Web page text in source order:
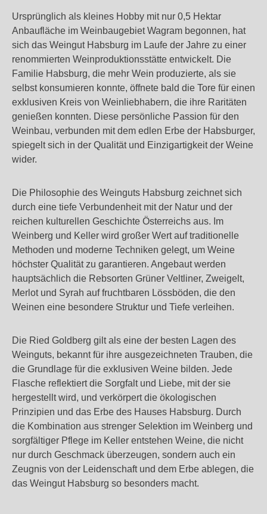
Ursprünglich als kleines Hobby mit nur 0,5 Hektar
Anbaufläche im Weinbaugebiet Wagram begonnen, hat
sich das Weingut Habsburg im Laufe der Jahre zu einer
renommierten Weinproduktionsstätte entwickelt. Die
Familie Habsburg, die mehr Wein produzierte, als sie
selbst konsumieren konnte, öffnete bald die Tore für einen
exklusiven Kreis von Weinliebhabern, die ihre Raritäten
genießen konnten. Diese persönliche Passion für den
Weinbau, verbunden mit dem edlen Erbe der Habsburger,
spiegelt sich in der Qualität und Einzigartigkeit der Weine
wider.
Die Philosophie des Weinguts Habsburg zeichnet sich
durch eine tiefe Verbundenheit mit der Natur und der
reichen kulturellen Geschichte Österreichs aus. Im
Weinberg und Keller wird großer Wert auf traditionelle
Methoden und moderne Techniken gelegt, um Weine
höchster Qualität zu garantieren. Angebaut werden
hauptsächlich die Rebsorten Grüner Veltliner, Zweigelt,
Merlot und Syrah auf fruchtbaren Lössböden, die den
Weinen eine besondere Struktur und Tiefe verleihen.
Die Ried Goldberg gilt als eine der besten Lagen des
Weinguts, bekannt für ihre ausgezeichneten Trauben, die
die Grundlage für die exklusiven Weine bilden. Jede
Flasche reflektiert die Sorgfalt und Liebe, mit der sie
hergestellt wird, und verkörpert die ökologischen
Prinzipien und das Erbe des Hauses Habsburg. Durch
die Kombination aus strenger Selektion im Weinberg und
sorgfältiger Pflege im Keller entstehen Weine, die nicht
nur durch Geschmack überzeugen, sondern auch ein
Zeugnis von der Leidenschaft und dem Erbe ablegen, die
das Weingut Habsburg so besonders macht.